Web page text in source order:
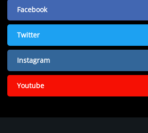
Facebook
Twitter
Instagram
Youtube